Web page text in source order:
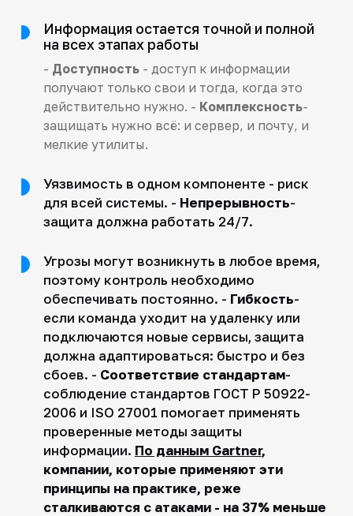
Информация остается точной и полной
на всех этапах работы
- Доступность- доступ к информации
получают только свои и тогда, когда это
действительно нужно. - Комплексность-
защищать нужно всё: и сервер, и почту, и
мелкие утилиты.
Уязвимость в одном компоненте - риск
для всей системы. - Непрерывность-
защита должна работать 24/7.
Угрозы могут возникнуть в любое время,
поэтому контроль необходимо
обеспечивать постоянно. - Гибкость-
если команда уходит на удаленку или
подключаются новые сервисы, защита
должна адаптироваться: быстро и без
сбоев. - Соответствие стандартам-
соблюдение стандартов ГОСТ Р 50922-
2006 и ISO 27001 помогает применять
проверенные методы защиты
информации. По данным Gartner,
компании, которые применяют эти
принципы на практике, реже
сталкиваются с атаками - на 37% меньше